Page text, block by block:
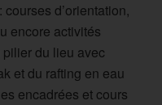
d’orientation,
encore activités
du lieu avec
et du rafting en eau
encadrées et cours